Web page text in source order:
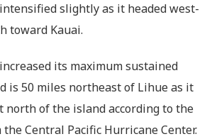
slightly as it headed west-
toward Kauai.
its maximum sustained
is 50 miles northeast of Lihue as it
north of the island according to the
the Central Pacific Hurricane Center.